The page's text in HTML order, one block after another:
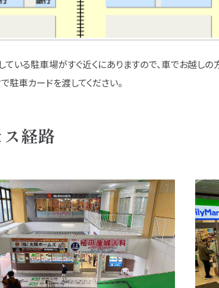
ている駐車場がすぐ近くにありますので、車でお越しの
駐車カードを渡してください。
経路